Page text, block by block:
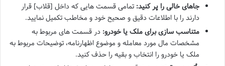
جاهای خالی را پر کنید: تمامی قسمت هایی که داخل [قلاب] قرار
دارند را با اطلاعات دقیق و صحیح خود و مخاطب تکمیل نمایید.
متناسب سازی برای ملک یا خودرو: در قسمت های مربوط به
مشخصات مال مورد معامله و موضوع اظهارنامه، توضیحات مربوط به
ملک یا خودرو را انتخاب و بقیه را حذف کنید.